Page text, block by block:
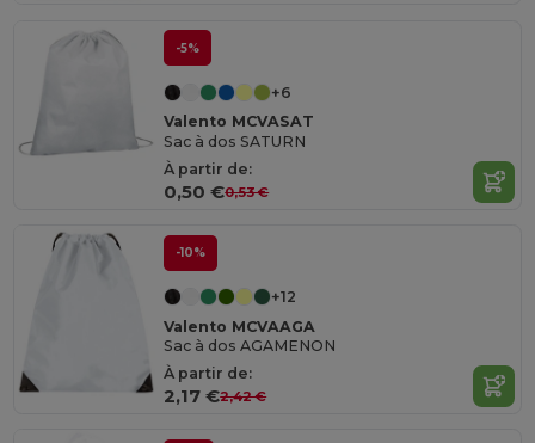
-5%
+6
Valento MCVASAT
Sac à dos SATURN
À partir de:
0,50 €0,53 €
-10%
+12
Valento MCVAAGA
Sac à dos AGAMENON
À partir de:
2,17 €2,42 €